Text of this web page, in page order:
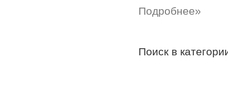
Подробнее»
Поиск в